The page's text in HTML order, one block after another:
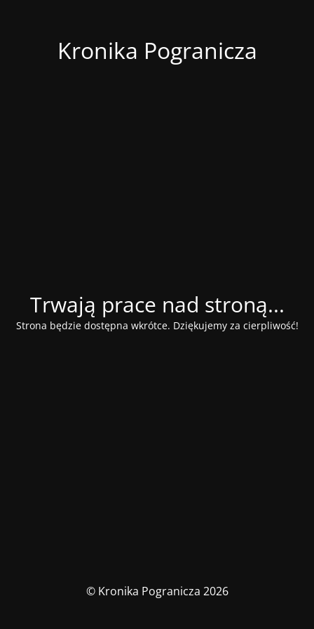
Kronika Pogranicza
Trwają prace nad stroną...
Strona będzie dostępna wkrótce. Dziękujemy za cierpliwość!
© Kronika Pogranicza 2026